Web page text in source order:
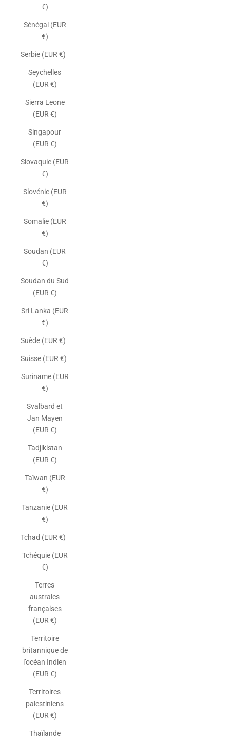
€)
Sénégal (EUR
€)
Serbie (EUR €)
Seychelles
(EUR €)
Sierra Leone
(EUR €)
Singapour
(EUR €)
Slovaquie (EUR
€)
Slovénie (EUR
€)
Somalie (EUR
€)
Soudan (EUR
€)
Soudan du Sud
(EUR €)
Sri Lanka (EUR
€)
Suède (EUR €)
Suisse (EUR €)
Suriname (EUR
€)
Svalbard et
Jan Mayen
(EUR €)
Tadjikistan
(EUR €)
Taïwan (EUR
€)
Tanzanie (EUR
€)
Tchad (EUR €)
Tchéquie (EUR
€)
Terres
australes
françaises
(EUR €)
Territoire
britannique de
l’océan Indien
(EUR €)
Territoires
palestiniens
(EUR €)
Thaïlande